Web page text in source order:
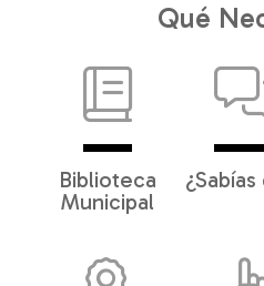
Qué
Biblioteca
Municipal